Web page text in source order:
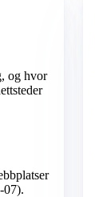
og hvor
07).